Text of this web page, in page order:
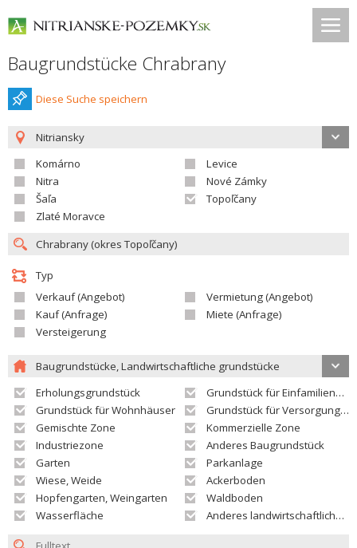
Baugrundstücke Chrabrany
Diese Suche speichern
Nitriansky
Komárno
Levice
Nitra
Nové Zámky
Šaľa
Topoľčany
Zlaté Moravce
Typ
Verkauf (Angebot)
Vermietung (Angebot)
Kauf (Anfrage)
Miete (Anfrage)
Versteigerung
Baugrundstücke, Landwirtschaftliche grundstücke
Erholungsgrundstück
Grundstück für Einfamilienhäuser
Grundstück für Wohnhäuser
Grundstück für Versorgungseinrichtungen
Gemischte Zone
Kommerzielle Zone
Industriezone
Anderes Baugrundstück
Garten
Parkanlage
Wiese, Weide
Ackerboden
Hopfengarten, Weingarten
Waldboden
Wasserfläche
Anderes landwirtschaftliches Grundstück